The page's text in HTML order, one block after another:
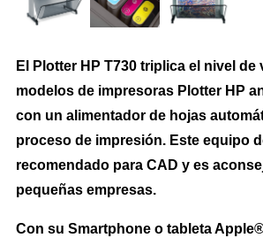
Toners Hp
NETWORKING
Switches
El Plotter HP T730triplica el nivel de
modelos de impresoras Plotter HP
con un alimentador de hojas
proceso de impresión. Este equipo
recomendado para CAD y es
pequeñas empresas.
Con su Smartphone o tableta